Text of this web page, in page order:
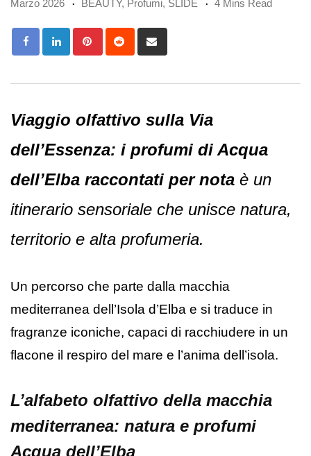
Marzo 2026 BEAUTY, Profumi, SLIDE 4 Mins Read
PinterestReddit
via
Viaggio olfattivo sulla Via
dell’Essenza: i profumi di Acqua
dell’Elba raccontati per nota è un
itinerario sensoriale che unisce natura,
territorio e alta profumeria.
Un percorso che parte dalla macchia
mediterranea dell’Isola d’Elba e si traduce in
fragranze iconiche, capaci di racchiudere in un
flacone il respiro del mare e l’anima dell’isola.
L’alfabeto olfattivo della macchia
mediterranea: natura e profumi
Acqua dell’Elba